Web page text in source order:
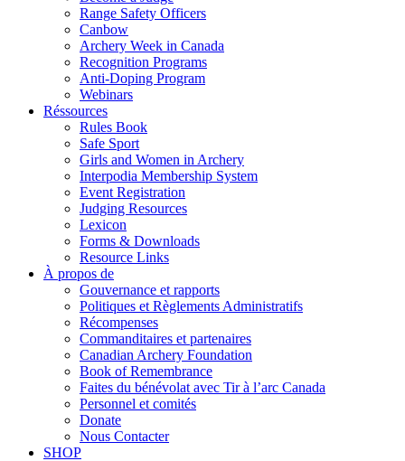
Range Safety Officers
Canbow
Archery Week in Canada
Recognition Programs
Anti-Doping Program
Webinars
Réssources
Rules Book
Safe Sport
Girls and Women in Archery
Interpodia Membership System
Event Registration
Judging Resources
Lexicon
Forms & Downloads
Resource Links
À propos de
Gouvernance et rapports
Politiques et Règlements Administratifs
Récompenses
Commanditaires et partenaires
Canadian Archery Foundation
Book of Remembrance
Faites du bénévolat avec Tir à l’arc Canada
Personnel et comités
Donate
Nous Contacter
SHOP